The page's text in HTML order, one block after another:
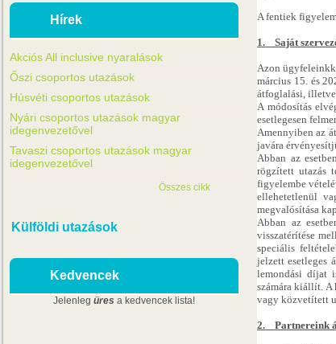
Hírek
Akciós All inclusive nyaralások
Őszi csoportos utazások
Húsvéti csoportos utazások
Nyári csoportos utazások magyar
idegenvezetővel
Tavaszi csoportos utazások magyar
idegenvezetővel
Összes cikk
Külföldi utazások
Kedvencek
Jelenleg üres a kedvencek lista!
A fentiek
1. Saját
Azon
március 15. és
átfoglalási,
A módosítás
esetlegesen
Amennyiben az
javára
Abban az
rögzített utazás
figyelembe
ellehetetlenül
megvalósítása
Abban az
visszatérítése
speciális
jelzett esetleges
lemondási díjat
számára kiállít. A
vagy közvetített
2. Partnereink